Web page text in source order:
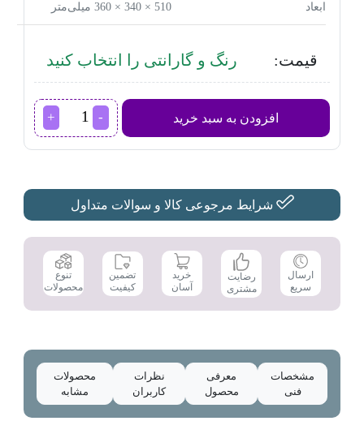
ابعاد 510 × 340 × 360 میلی‌متر
قیمت: رنگ و گارانتی را انتخاب کنید
افزودن به سبد خرید
مینی
واش
MW27510
عدد
شرایط مرجوعی کالا و سوالات متداول
ارسال
سریع
رضایت
مشتری
خرید
آسان
تضمین
کیفیت
تنوع
محصولات
مشخصات
فنی
معرفی
محصول
نظرات
کاربران
محصولات
مشابه